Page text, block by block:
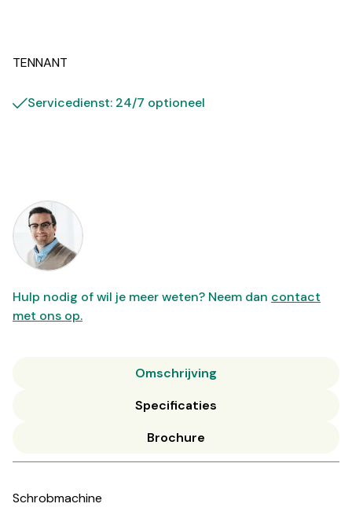
TENNANT
Servicedienst: 24/7 optioneel
Hulp nodig of wil je meer weten? Neem dan contact
met ons op.
Omschrijving
Specificaties
Brochure
Schrobmachine